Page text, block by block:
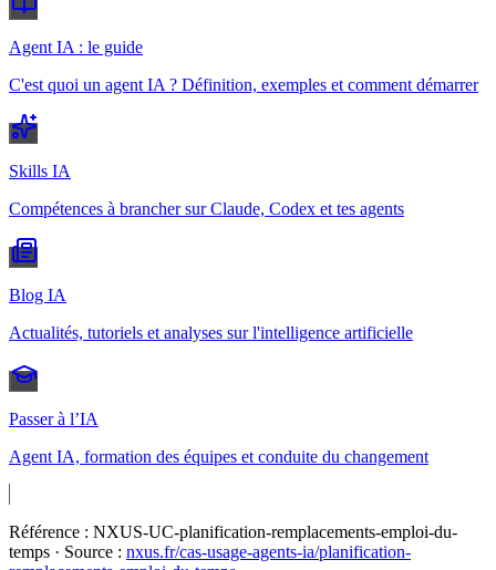
Agent IA : le guide
C'est quoi un agent IA ? Définition, exemples et comment démarrer
Skills IA
Compétences à brancher sur Claude, Codex et tes agents
Blog IA
Actualités, tutoriels et analyses sur l'intelligence artificielle
Passer à l’IA
Agent IA, formation des équipes et conduite du changement
Référence : NXUS-UC-planification-remplacements-emploi-du-
temps · Source : nxus.fr/cas-usage-agents-ia/planification-